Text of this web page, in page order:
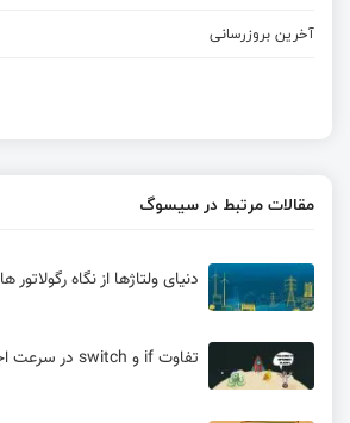
آخرین بروزرسانی
مقالات مرتبط در سیسوگ
دنیای ولتاژها از نگاه رگولاتور ها
تفاوت if و switch در سرعت اجرا + ترفندهای حلقه در AVR